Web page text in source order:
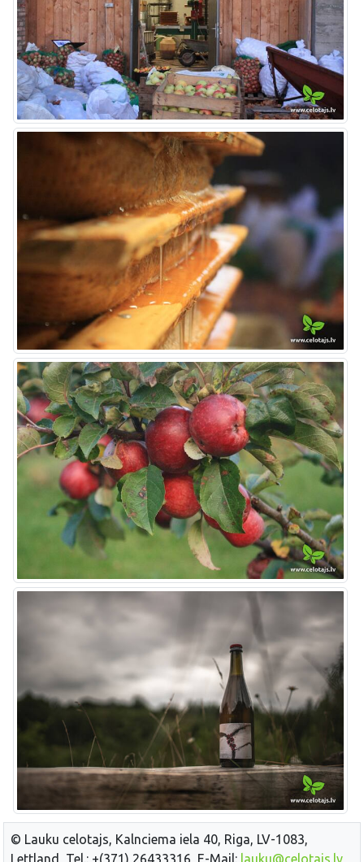
© Lauku celotajs, Kalnciema iela 40, Riga, LV-1083,
Lettland, Tel.: +(371) 26433316, E-Mail: lauku@celotajs.lv